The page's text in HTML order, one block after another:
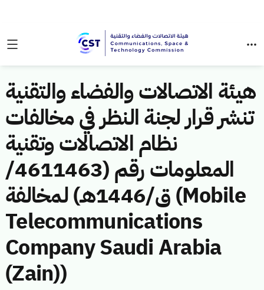
هيئة الاتصالات والفضاء والتقنية
تنشر قرار لجنة النظر في مخالفات
نظام الاتصالات وتقنية
المعلومات رقم (4611463/
ق/1446هـ) لمخالفة (Mobile
Telecommunications
Company Saudi Arabia
(Zain))